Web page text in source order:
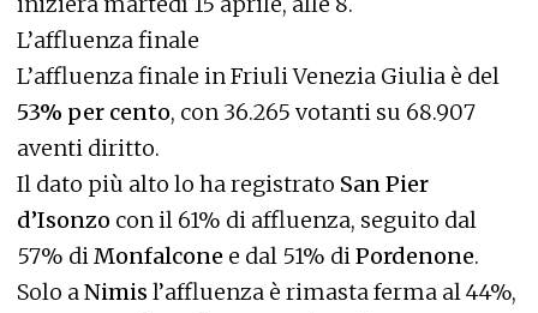
L’affluenza finale
L’affluenza finale in Friuli Venezia Giulia è del
53% per cento, con 36.265 votanti su 68.907
aventi diritto.
Il dato più alto lo ha registrato San Pier
d’Isonzo con il 61% di affluenza, seguito dal
57% diMonfalcone e dal 51% diPordenone.
Solo aNimis l’affluenza è rimasta ferma al 44%,